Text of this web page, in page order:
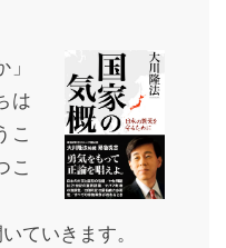
は
こ
こ
ていきます。